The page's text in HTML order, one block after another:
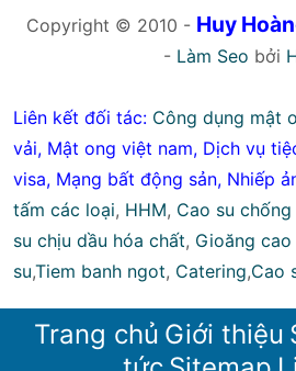
Copyright © 2010 - Huy
- Làm Seo bởi
Liên kết đối tác: Công dụng mật
vải, Mật ong việt nam, Dịch vụ
visa, Mạng bất động sản, Nhiếp
tấm các loại, HHM, Cao su
su chịu dầu hóa chất, Gioăng cao
su,Tiem banh ngot, Catering,Cao
Trang chủ Giới thiệu